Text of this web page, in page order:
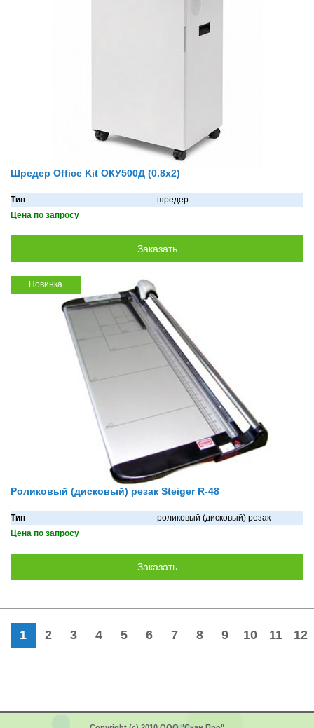
Шредер Office Kit ОКУ500Д (0.8x2)
Тип
шредер
Цена по запросу
Новинка
Роликовый (дисковый) резак Steiger R-48
Тип
роликовый (дисковый) резак
Цена по запросу
1 2 3 4 5 6 7 8 9 10 11 12